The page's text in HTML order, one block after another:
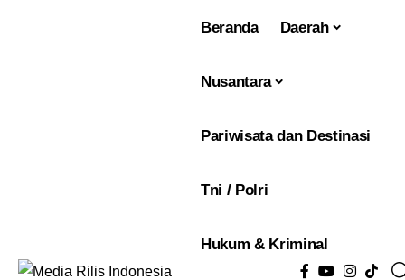
Beranda Daerah
Nusantara
Pariwisata dan Destinasi
Tni / Polri
Hukum & Kriminal